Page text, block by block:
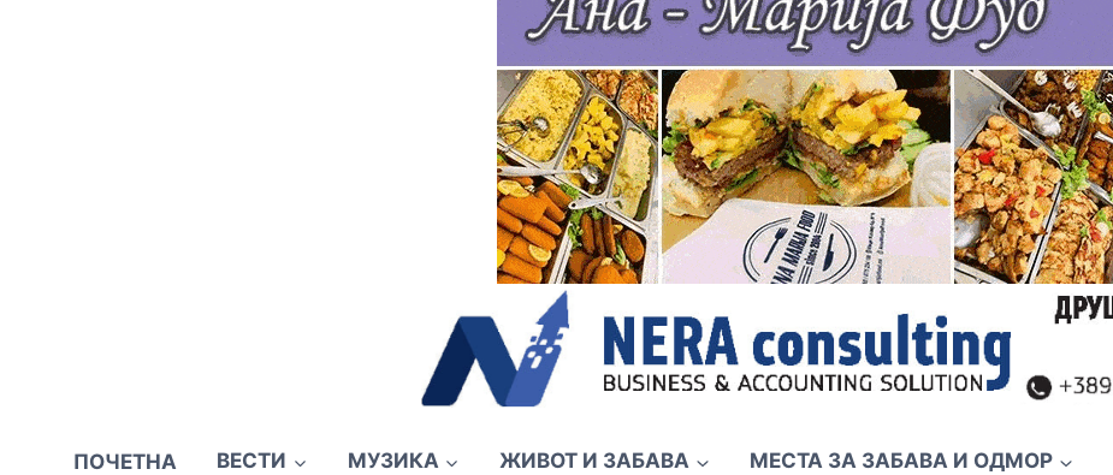
ПОЧЕТНА ВЕСТИ МУЗИКА ЖИВОТ И ЗАБАВА МЕСТА ЗА ЗАБАВА И ОДМОР